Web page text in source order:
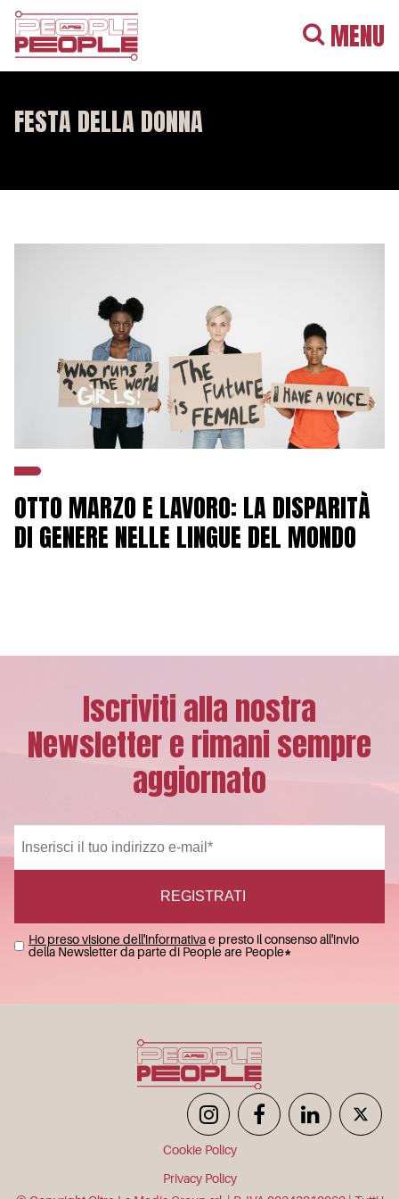
MENU
FESTA DELLA DONNA
OTTO MARZO E LAVORO: LA DISPARITÀ
DI GENERE NELLE LINGUE DEL MONDO
Iscriviti alla nostra
Newsletter e rimani sempre
aggiornato
Ho preso visione dell'informativae presto il consenso all'invio
della Newsletter da parte di People are People*
Cookie Policy
Privacy Policy